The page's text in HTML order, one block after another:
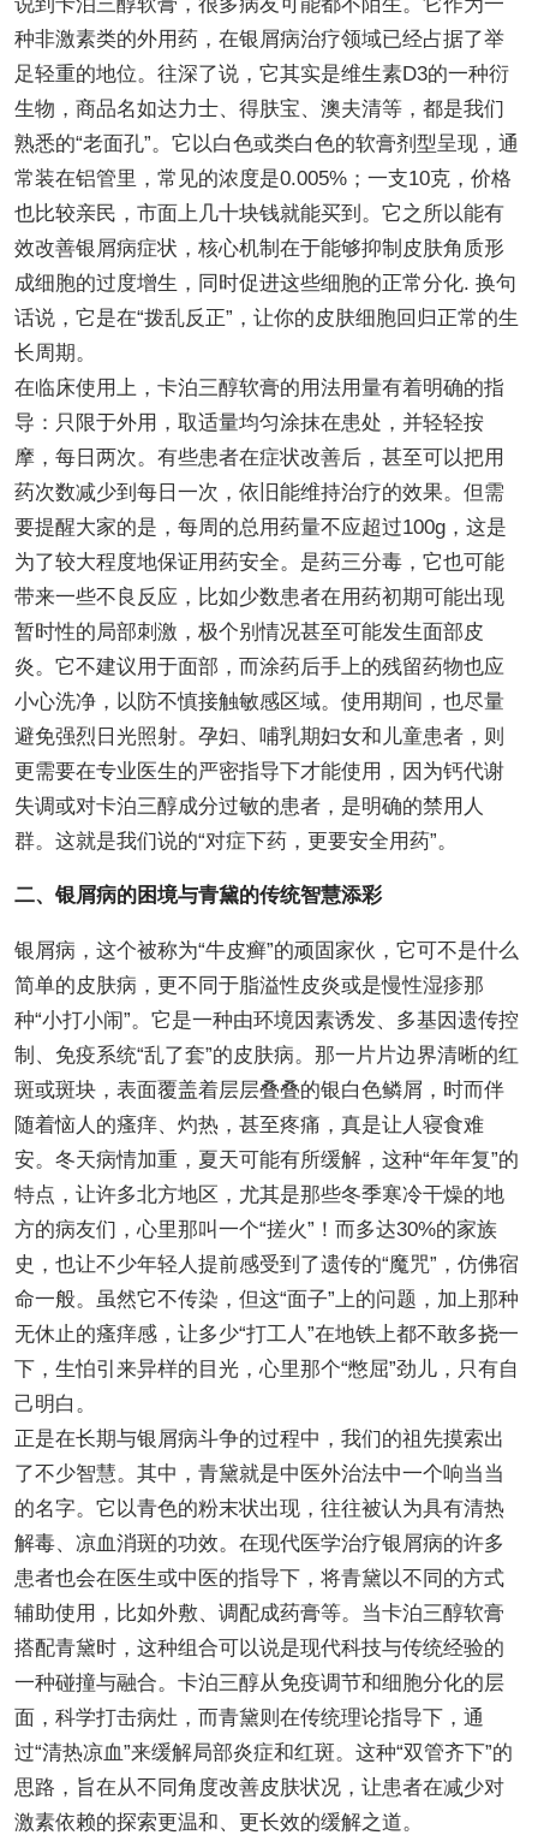
种非激素类的外用药，在银屑病治疗领域已经占据了举
足轻重的地位。往深了说，它其实是维生素D3的一种衍
生物，商品名如达力士、得肤宝、澳夫清等，都是我们
熟悉的“老面孔”。它以白色或类白色的软膏剂型呈现，通
常装在铝管里，常见的浓度是0.005%；一支10克，价格
也比较亲民，市面上几十块钱就能买到。它之所以能有
效改善银屑病症状，核心机制在于能够抑制皮肤角质形
成细胞的过度增生，同时促进这些细胞的正常分化. 换句
话说，它是在“拨乱反正”，让你的皮肤细胞回归正常的生
长周期。
在临床使用上，卡泊三醇软膏的用法用量有着明确的指
导：只限于外用，取适量均匀涂抹在患处，并轻轻按
摩，每日两次。有些患者在症状改善后，甚至可以把用
药次数减少到每日一次，依旧能维持治疗的效果。但需
要提醒大家的是，每周的总用药量不应超过100g，这是
为了较大程度地保证用药安全。是药三分毒，它也可能
带来一些不良反应，比如少数患者在用药初期可能出现
暂时性的局部刺激，极个别情况甚至可能发生面部皮
炎。它不建议用于面部，而涂药后手上的残留药物也应
小心洗净，以防不慎接触敏感区域。使用期间，也尽量
避免强烈日光照射。孕妇、哺乳期妇女和儿童患者，则
更需要在专业医生的严密指导下才能使用，因为钙代谢
失调或对卡泊三醇成分过敏的患者，是明确的禁用人
群。这就是我们说的“对症下药，更要安全用药”。
二、银屑病的困境与青黛的传统智慧添彩
银屑病，这个被称为“牛皮癣”的顽固家伙，它可不是什么
简单的皮肤病，更不同于脂溢性皮炎或是慢性湿疹那
种“小打小闹”。它是一种由环境因素诱发、多基因遗传控
制、免疫系统“乱了套”的皮肤病。那一片片边界清晰的红
斑或斑块，表面覆盖着层层叠叠的银白色鳞屑，时而伴
随着恼人的瘙痒、灼热，甚至疼痛，真是让人寝食难
安。冬天病情加重，夏天可能有所缓解，这种“年年复”的
特点，让许多北方地区，尤其是那些冬季寒冷干燥的地
方的病友们，心里那叫一个“搓火”！而多达30%的家族
史，也让不少年轻人提前感受到了遗传的“魔咒”，仿佛宿
命一般。虽然它不传染，但这“面子”上的问题，加上那种
无休止的瘙痒感，让多少“打工人”在地铁上都不敢多挠一
下，生怕引来异样的目光，心里那个“憋屈”劲儿，只有自
己明白。
正是在长期与银屑病斗争的过程中，我们的祖先摸索出
了不少智慧。其中，青黛就是中医外治法中一个响当当
的名字。它以青色的粉末状出现，往往被认为具有清热
解毒、凉血消斑的功效。在现代医学治疗银屑病的许多
患者也会在医生或中医的指导下，将青黛以不同的方式
辅助使用，比如外敷、调配成药膏等。当卡泊三醇软膏
搭配青黛时，这种组合可以说是现代科技与传统经验的
一种碰撞与融合。卡泊三醇从免疫调节和细胞分化的层
面，科学打击病灶，而青黛则在传统理论指导下，通
过“清热凉血”来缓解局部炎症和红斑。这种“双管齐下”的
思路，旨在从不同角度改善皮肤状况，让患者在减少对
激素依赖的探索更温和、更长效的缓解之道。